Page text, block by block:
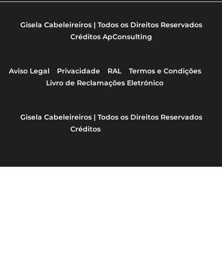
Gisela Cabeleireiros | Todos os Direitos Reservados
Créditos ApConsulting
Aviso Legal Privacidade– RAL– Termos e Condições
Livro de Reclamações Eletrónico
Gisela Cabeleireiros | Todos os Direitos Reservados
Créditos